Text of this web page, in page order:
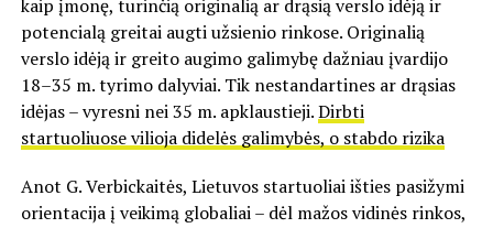
kaip įmonę, turinčią originalią ar drąsią verslo idėją ir
potencialą greitai augti užsienio rinkose. Originalią
verslo idėją ir greito augimo galimybę dažniau įvardijo
18–35 m. tyrimo dalyviai. Tik nestandartines ar drąsias
idėjas – vyresni nei 35 m. apklaustieji.Dirbti
startuoliuose vilioja didelės galimybės, o stabdo rizika
Anot G. Verbickaitės, Lietuvos startuoliai išties pasižymi
orientacija į veikimą globaliai – dėl mažos vidinės rinkos,